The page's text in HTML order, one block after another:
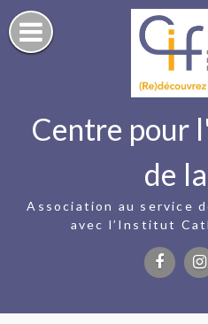
Skip
to
content
Centre pour
de
Association au service
avec l’Institut